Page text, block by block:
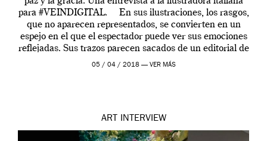
para #VEINDIGITAL. En sus ilustraciones, los rasgos,
que no aparecen representados, se convierten en un
espejo en el que el espectador puede ver sus emociones
reflejadas. Sus trazos parecen sacados de un editorial de
moda […]
05 / 04 / 2018 — VER MÁS
ART INTERVIEW